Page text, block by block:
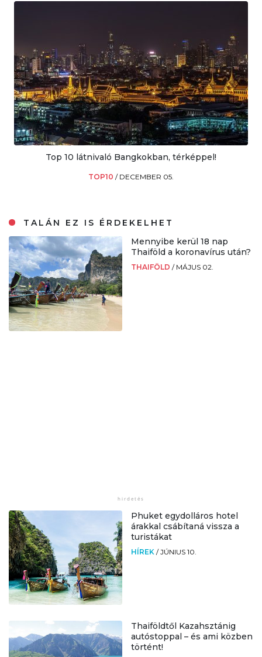
Top 10 látnivaló Bangkokban, térképpel!
TOP10 / DECEMBER 05.
TALÁN EZ IS ÉRDEKELHET
Mennyibe kerül 18 nap
Thaiföld a koronavírus után?
THAIFÖLD / MÁJUS 02.
Phuket egydolláros hotel
árakkal csábítaná vissza a
turistákat
HÍREK /JÚNIUS 10.
Thaiföldtől Kazahsztánig
autóstoppal – és ami közben
történt!